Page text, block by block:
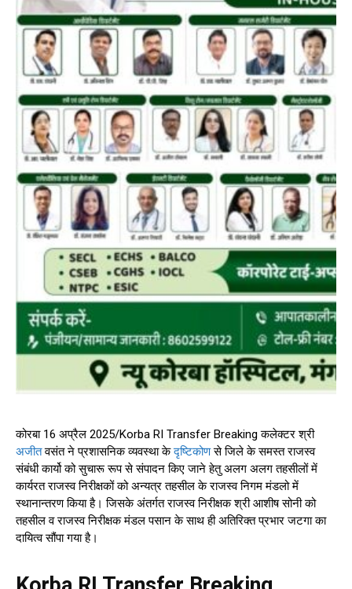
कोरबा 16 अप्रैल 2025/Korba RI Transfer Breaking कलेक्टर श्री
अजीतवसंत ने प्रशासनिक व्यवस्था केदृष्टिकोणसे जिले के समस्त राजस्व
संबंधी कार्यो को सुचारू रूप से संपादन किए जाने हेतु अलग अलग तहसीलों में
कार्यरत राजस्व निरीक्षकों को अन्यत्र तहसील के राजस्व निगम मंडलो में
स्थानान्तरण किया है। जिसके अंतर्गत राजस्व निरीक्षक श्री आशीष सोनी को
तहसील व राजस्व निरीक्षक मंडल पसान के साथ ही अतिरिक्त प्रभार जटगा का
दायित्व सौंपा गया है।